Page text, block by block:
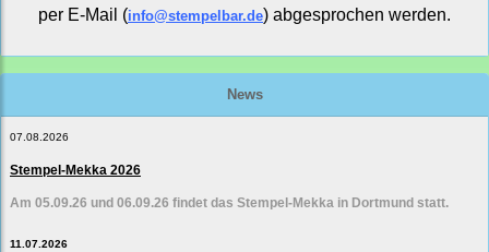
per E-Mail (info@stempelbar.de) abgesprochen werden.
News
07.08.2026
Stempel-Mekka 2026
Am 05.09.26 und 06.09.26 findet das Stempel-Mekka in Dortmund statt.
11.07.2026